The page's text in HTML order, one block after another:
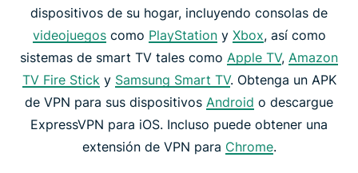
dispositivos de su hogar, incluyendo consolas de
videojuegoscomo PlayStationy Xbox, así como
sistemas de smart TV tales como Apple TV, Amazon
TV Fire Stick y Samsung Smart TV. Obtenga un APK
de VPN para sus dispositivos Android o descargue
ExpressVPN para iOS. Incluso puede obtener una
extensión de VPN para Chrome.